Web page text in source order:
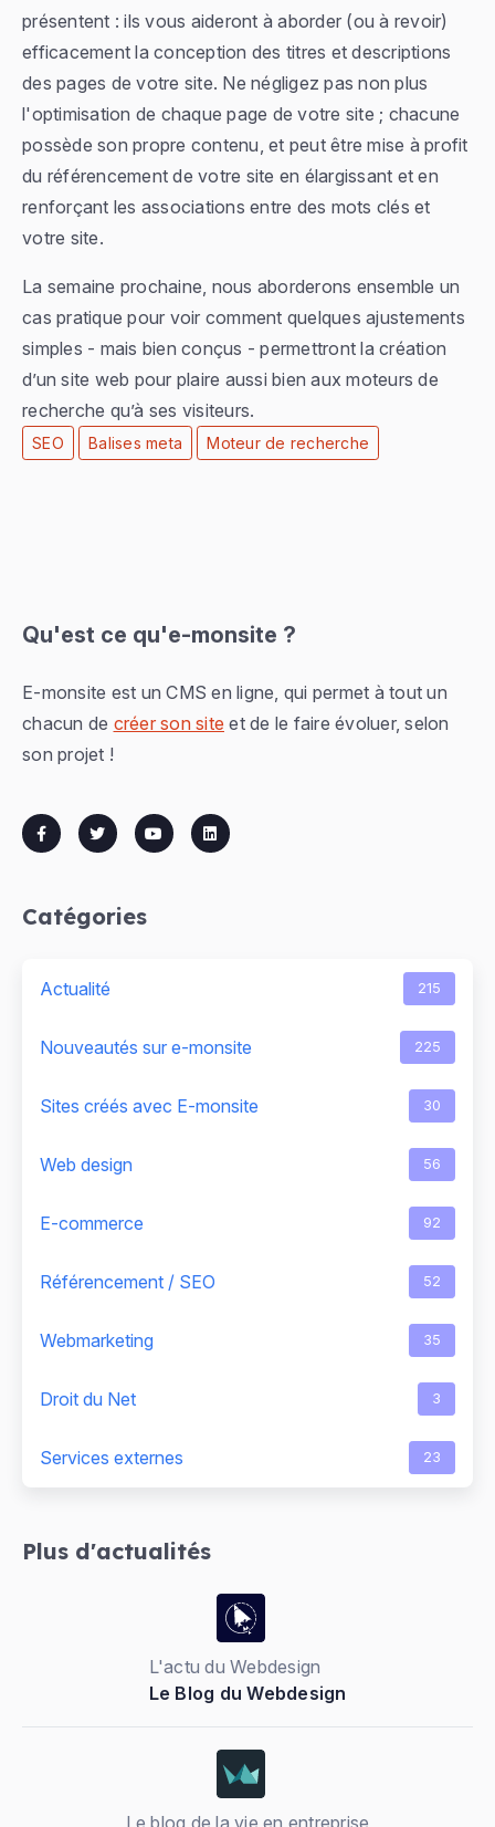
présentent : ils vous aideront à aborder (ou à revoir)
efficacement la conception des titres et descriptions
des pages de votre site. Ne négligez pas non plus
l'optimisation de chaque page de votre site ; chacune
possède son propre contenu, et peut être mise à profit
du référencement de votre site en élargissant et en
renforçant les associations entre des mots clés et
votre site.
La semaine prochaine, nous aborderons ensemble un
cas pratique pour voir comment quelques ajustements
simples - mais bien conçus - permettront la création
d’un site web pour plaire aussi bien aux moteurs de
recherche qu’à ses visiteurs.
SEO Balises meta Moteur de recherche
Qu'est ce qu'e-monsite ?
E-monsite est un CMS en ligne, qui permet à tout un
chacun de créer son site et de le faire évoluer, selon
son projet !
Catégories
Actualité 215
Nouveautés sur e-monsite 225
Sites créés avec E-monsite 30
Web design 56
E-commerce 92
Référencement / SEO 52
Webmarketing 35
Droit du Net 3
Services externes 23
Plus d'actualités
L'actu du Webdesign
Le Blog du Webdesign